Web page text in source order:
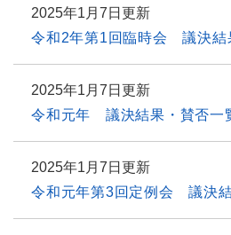
2025年1月7日更新
令和2年第1回臨時会 議決結
2025年1月7日更新
令和元年 議決結果・賛否一
2025年1月7日更新
令和元年第3回定例会 議決